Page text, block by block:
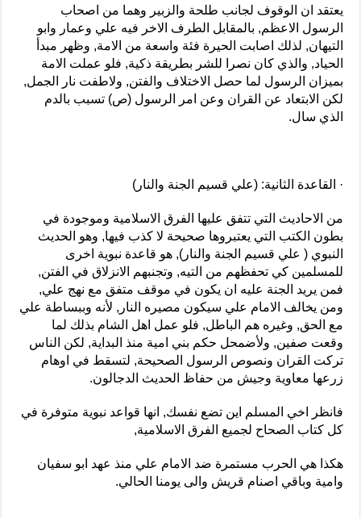
يعتقد ان الوقوف لجانب طلحة والزبير وهما من اصحاب
الرسول الاعظم, بالمقابل الطرف الاخر فيه علي وعمار وابو
التيهان, لذلك اصابت الحيرة فئة واسعة من الامة, وظهر مبدأ
الحياد, والذي كان نصرا للشر بطريقة ذكية, فلو عملت الامة
بميزان الرسول لما حصل الاختلاف والفتن, ولاطفت نار الجمل,
لكن الابتعاد عن القران وعن امر الرسول (ص) تسبب بالدم
الذي سال.
· القاعدة الثانية: (علي قسيم الجنة والنار)
من الاحاديث التي تتفق عليها الفرق الاسلامية وموجودة في
بطون الكتب التي يعتبروها صحيحة لا كذب فيها, وهو الحديث
النبوي ( علي قسيم الجنة والنار), هو قاعدة نبوية اخرى
للمسلمين كي تحفظهم من التيه, وتجنبهم الانزلاق في الفتن,
فمن يريد الجنة عليه ان يكون في موقف متفق مع نهج علي,
ومن يخالف الامام علي سيكون مصيره النار, لأنه وببساطة علي
مع الحق, وغيره هم الباطل, فلو عمل اهل الشام بذلك لما
وقعت صفين, ولأضمحل حكم بني امية منذ البداية, لكن الناس
تركت القران ونصوص الرسول الصحيحة, لتسقط في اوهام
زرعها معاوية وجيش من حفاظ الحديث الدجالون.
فانظر اخي المسلم اين تضع نفسك, انها قواعد نبوية متوفرة في
كل كتاب الصحاح لجميع الفرق الاسلامية,
هكذا هي الحرب مستمرة ضد الامام علي منذ عهد ابو سفيان
وامية وباقي اصنام قريش والى يومنا الحالي.